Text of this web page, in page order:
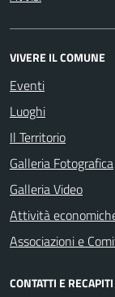
VIVERE IL COMUNE
Eventi
Luoghi
Il Territorio
Galleria Fotografica
Galleria Video
Attività
Associazioni e
CONTATTI E RECAPITI